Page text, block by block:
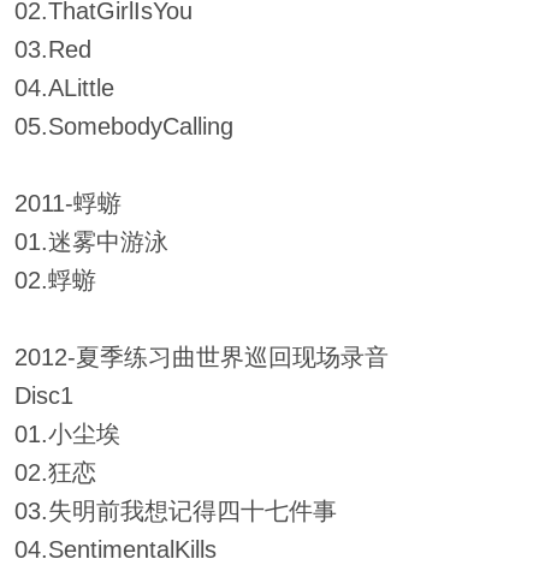
02.ThatGirlIsYou
03.Red
04.ALittle
05.SomebodyCalling
2011-蜉蝣
01.迷雾中游泳
02.蜉蝣
2012-夏季练习曲世界巡回现场录音
Disc1
01.小尘埃
02.狂恋
03.失明前我想记得四十七件事
04.SentimentalKills